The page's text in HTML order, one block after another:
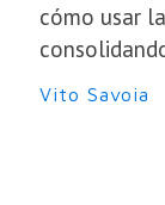
cómo usar
Vito Savoia